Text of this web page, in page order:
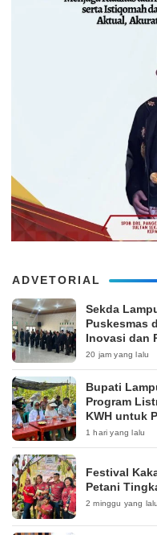
ADVETORIAL
‎Sekda
Puskesmas
Inovasi dan
20 jam yang lalu
Bupati
Program
KWH untuk
1 hari yang lalu
‎Festival
Petani
2 minggu yang lalu